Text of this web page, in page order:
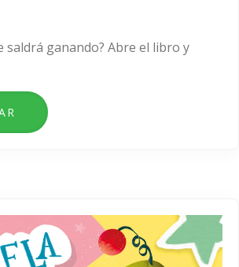
saldrá ganando? Abre el libro y